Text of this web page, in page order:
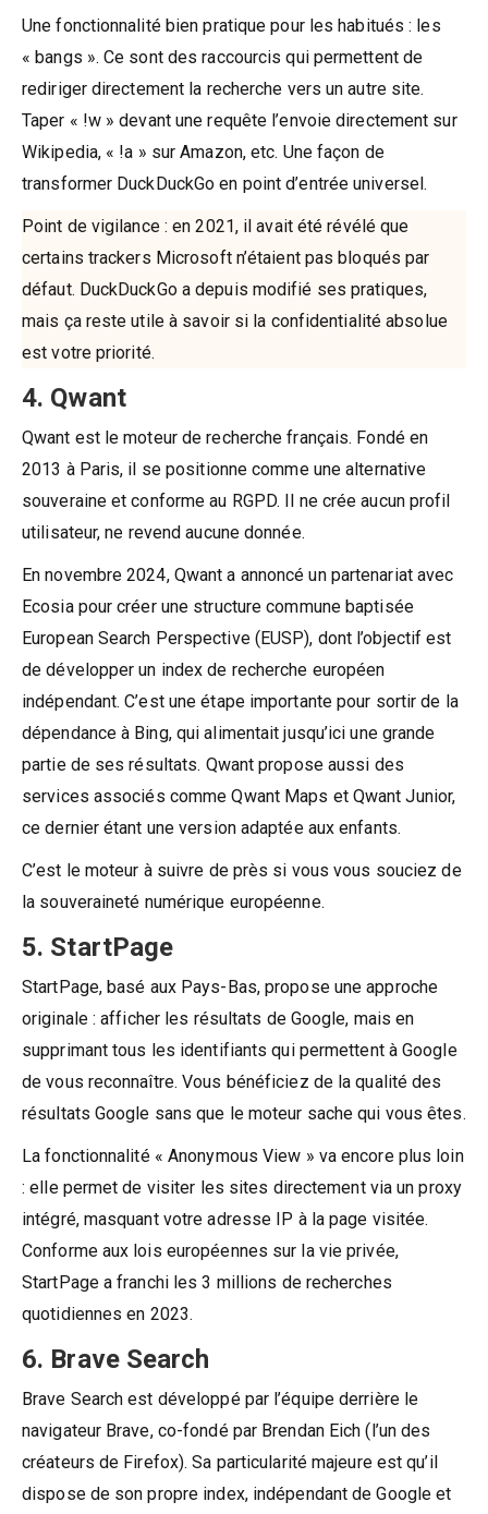
Une fonctionnalité bien pratique pour les habitués : les
« bangs ». Ce sont des raccourcis qui permettent de
rediriger directement la recherche vers un autre site.
Taper « !w » devant une requête l’envoie directement sur
Wikipedia, « !a » sur Amazon, etc. Une façon de
transformer DuckDuckGo en point d’entrée universel.
Point de vigilance : en 2021, il avait été révélé que
certains trackers Microsoft n’étaient pas bloqués par
défaut. DuckDuckGo a depuis modifié ses pratiques,
mais ça reste utile à savoir si la confidentialité absolue
est votre priorité.
4. Qwant
Qwant est le moteur de recherche français. Fondé en
2013 à Paris, il se positionne comme une alternative
souveraine et conforme au RGPD. Il ne crée aucun profil
utilisateur, ne revend aucune donnée.
En novembre 2024, Qwant a annoncé un partenariat avec
Ecosia pour créer une structure commune baptisée
European Search Perspective (EUSP), dont l’objectif est
de développer un index de recherche européen
indépendant. C’est une étape importante pour sortir de la
dépendance à Bing, qui alimentait jusqu’ici une grande
partie de ses résultats. Qwant propose aussi des
services associés comme Qwant Maps et Qwant Junior,
ce dernier étant une version adaptée aux enfants.
C’est le moteur à suivre de près si vous vous souciez de
la souveraineté numérique européenne.
5. StartPage
StartPage, basé aux Pays-Bas, propose une approche
originale : afficher les résultats de Google, mais en
supprimant tous les identifiants qui permettent à Google
de vous reconnaître. Vous bénéficiez de la qualité des
résultats Google sans que le moteur sache qui vous êtes.
La fonctionnalité « Anonymous View » va encore plus loin
: elle permet de visiter les sites directement via un proxy
intégré, masquant votre adresse IP à la page visitée.
Conforme aux lois européennes sur la vie privée,
StartPage a franchi les 3 millions de recherches
quotidiennes en 2023.
6. Brave Search
Brave Search est développé par l’équipe derrière le
navigateur Brave, co-fondé par Brendan Eich (l’un des
créateurs de Firefox). Sa particularité majeure est qu’il
dispose de son propre index, indépendant de Google et